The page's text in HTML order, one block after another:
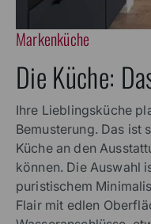
Markenküche
Die Küche:
Ihre Lieblingsküche
Bemusterung. Das ist
Küche an den
können. Die Auswahl
puristischem
Flair mit edlen